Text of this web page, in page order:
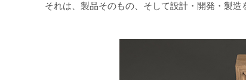
それは、製品そのもの、そして設計・開発・製